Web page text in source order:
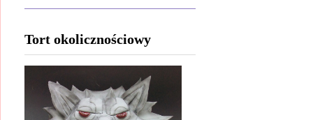
Tort okolicznościowy